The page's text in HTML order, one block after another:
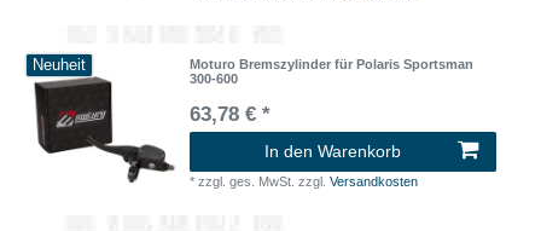
Neuheit
Moturo Bremszylinder für Polaris Sportsman
300-600
63,78 € *
In den Warenkorb
*zzgl. ges. MwSt. zzgl.Versandkosten